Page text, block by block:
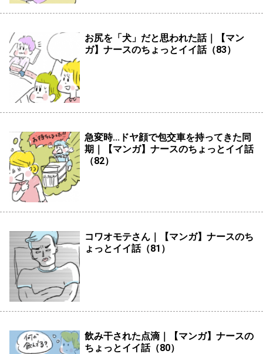
お尻を「犬」だと思われた話｜【マン
ガ】ナースのちょっとイイ話（83）
急変時...ドヤ顔で包交車を持ってきた同
期｜【マンガ】ナースのちょっとイイ話
（82）
コワオモテさん｜【マンガ】ナースのち
ょっとイイ話（81）
飲み干された点滴｜【マンガ】ナースの
ちょっとイイ話（80）